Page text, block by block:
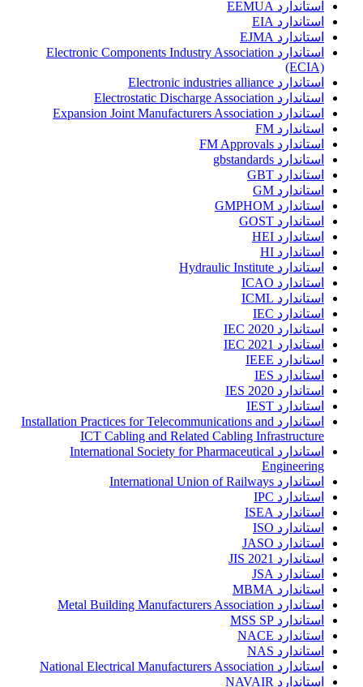
استاندارد EEMUA
استاندارد EIA
استاندارد EJMA
استاندارد Electronic Components Industry Association
(ECIA)
استاندارد Electronic industries alliance
استاندارد Electrostatic Discharge Association
استاندارد Expansion Joint Manufacturers Association
استاندارد FM
استاندارد FM Approvals
استاندارد gbstandards
استاندارد GBT
استاندارد GM
استاندارد GMPHOM
استاندارد GOST
استاندارد HEI
استاندارد HI
استاندارد Hydraulic Institute
استاندارد ICAO
استاندارد ICML
استاندارد IEC
استاندارد IEC 2020
استاندارد IEC 2021
استاندارد IEEE
استاندارد IES
استاندارد IES 2020
استاندارد IEST
استاندارد Installation Practices for Telecommunications and
ICT Cabling and Related Cabling Infrastructure
استاندارد International Society for Pharmaceutical
Engineering
استاندارد International Union of Railways
استاندارد IPC
استاندارد ISEA
استاندارد ISO
استاندارد JASO
استاندارد JIS 2021
استاندارد JSA
استاندارد MBMA
استاندارد Metal Building Manufacturers Association
استاندارد MSS SP
استاندارد NACE
استاندارد NAS
استاندارد National Electrical Manufacturers Association
استاندارد NAVAIR